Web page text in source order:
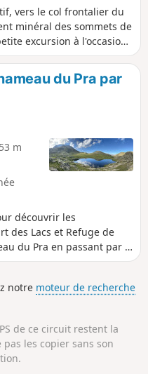
vers le col frontalier du
minéral des sommets de
excursion à l'occasion
un peu de chance, vous
voire des mouflons.
du Pra par
m
découvrir les
des Lacs et Refuge de
du Pra en passant par le
Pas de Morgon et les Lacs
notre moteur de recherche
de ce circuit restent la
les copier sans son